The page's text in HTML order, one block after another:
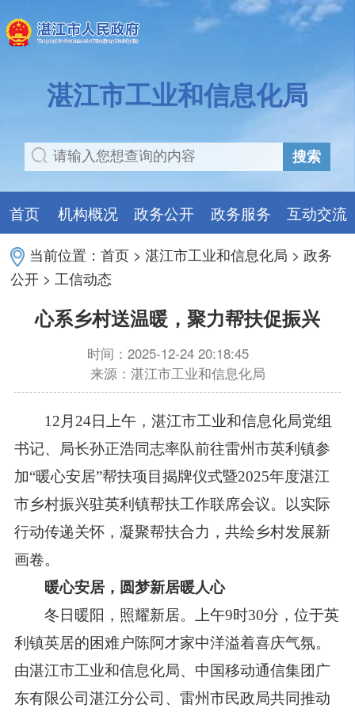
湛江市工业和信息化局
搜索
首页 机构概况 政务公开 政务服务 互动交流
当前位置：首页 >湛江市工业和信息化局 >政务
公开 > 工信动态
心系乡村送温暖，聚力帮扶促振兴
时间：2025-12-24 20:18:45
来源：湛江市工业和信息化局
12月24日上午，湛江市工业和信息化局党组
书记、局长孙正浩同志率队前往雷州市英利镇参
加“暖心安居”帮扶项目揭牌仪式暨2025年度湛江
市乡村振兴驻英利镇帮扶工作联席会议。以实际
行动传递关怀，凝聚帮扶合力，共绘乡村发展新
画卷。
暖心安居，圆梦新居暖人心
冬日暖阳，照耀新居。上午9时30分，位于英
利镇英居的困难户陈阿才家中洋溢着喜庆气氛。
由湛江市工业和信息化局、中国移动通信集团广
东有限公司湛江分公司、雷州市民政局共同推动